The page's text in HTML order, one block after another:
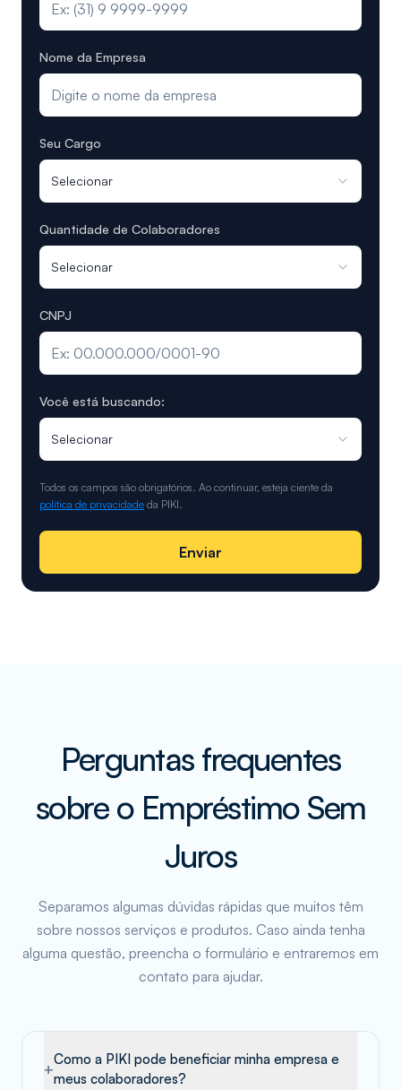
Nome da Empresa
Seu Cargo
Selecionar
Quantidade de Colaboradores
Selecionar
CNPJ
Você está buscando:
Selecionar
Todos os campos são obrigatórios. Ao continuar, esteja ciente da
política de privacidade da PIKI.
Enviar
Perguntas frequentes
sobre o Empréstimo Sem
Juros
Separamos algumas dúvidas rápidas que muitos têm
sobre nossos serviços e produtos. Caso ainda tenha
alguma questão, preencha o formulário e entraremos em
contato para ajudar.
+
Como a PIKI pode beneficiar minha empresa e
meus colaboradores?